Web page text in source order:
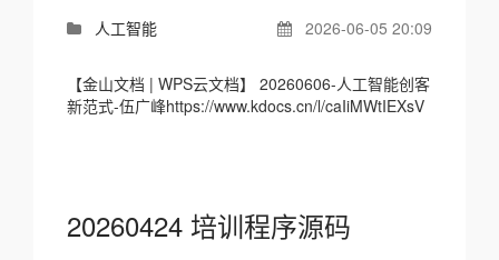
人工智能 2026-06-05 20:09
【金山文档 | WPS云文档】 20260606-人工智能创客
新范式-伍广峰https://www.kdocs.cn/l/caIiMWtIEXsV
20260424 培训程序源码